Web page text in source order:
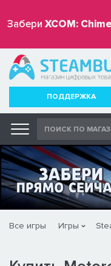
Забери XCOM:
ПОДДЕРЖКА
Все игры Игры